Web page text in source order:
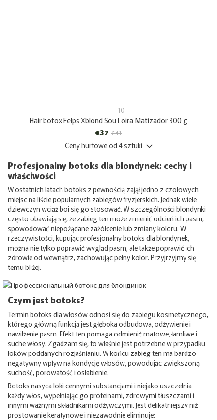
10
Hair botox Felps Xblond Sou Loira Matizador 300 g
€37 €41
Ceny hurtoweod 4 sztuki
Profesjonalny botoks dla blondynek: cechy i
właściwości
W ostatnich latach botoks z pewnością zajął jedno z czołowych
miejsc na liście popularnych zabiegów fryzjerskich. Jednak wiele
dziewczyn wciąż boi się go stosować. W szczególności blondynki
często obawiają się, że zabieg ten może zmienić odcień ich pasm,
spowodować niepożądane zażółcenie lub zmiany koloru. W
rzeczywistości, kupując profesjonalny botoks dla blondynek,
można nie tylko poprawić wygląd pasm, ale także poprawić ich
zdrowie od wewnątrz, zachowując pełny kolor. Przyjrzyjmy się
temu bliżej.
Czym jest botoks?
Termin botoks dla włosów odnosi się do zabiegu kosmetycznego,
którego główną funkcją jest głęboka odbudowa, odżywienie i
nawilżenie pasm. Efekt ten pomaga odmienić matowe, łamliwe i
suche włosy. Zgadzam się, to właśnie jest potrzebne w przypadku
loków poddanych rozjaśnianiu. W końcu zabieg ten ma bardzo
negatywny wpływ na kondycję włosów, powodując zwiększoną
suchość, porowatość i osłabienie.
Botoks nasyca loki cennymi substancjami i niejako uszczelnia
każdy włos, wypełniając go proteinami, zdrowymi tłuszczami i
innymi ważnymi składnikami odżywczymi. Jest delikatniejszy niż
prostowanie keratynowe i niezawodnie eliminuje: